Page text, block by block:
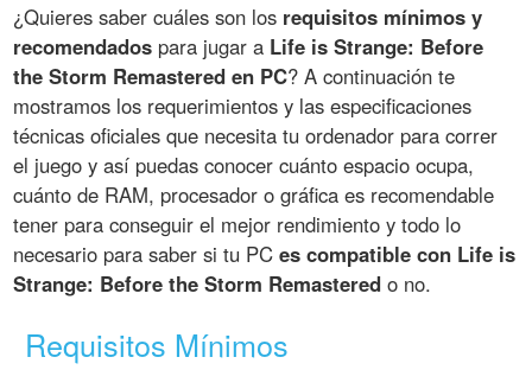
¿Quieres saber cuáles son los requisitos mínimos y
recomendados para jugar a Life is Strange: Before
the Storm Remastered en PC? A continuación te
mostramos los requerimientos y las especificaciones
técnicas oficiales que necesita tu ordenador para correr
el juego y así puedas conocer cuánto espacio ocupa,
cuánto de RAM, procesador o gráfica es recomendable
tener para conseguir el mejor rendimiento y todo lo
necesario para saber si tu PCes compatible con Life is
Strange: Before the Storm Remastered o no.
Requisitos Mínimos